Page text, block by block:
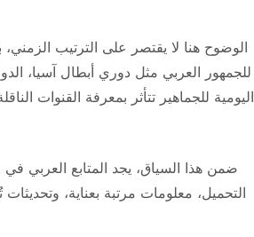
الوضوح هنا لا يقتصر على الترتيب الزمني،
للجمهور العربي مثل دوري أبطال آسيا،
اليومية للجماهير تتأثر بمعرفة القنوات
ضمن هذا السياق، يجد المتابع العربي
التحميل، معلومات مرتبة بعناية،